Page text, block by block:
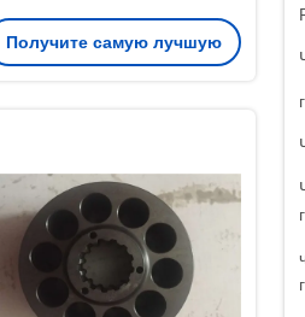
экскаватора A8V115 A8V250
Получите самую лучшую